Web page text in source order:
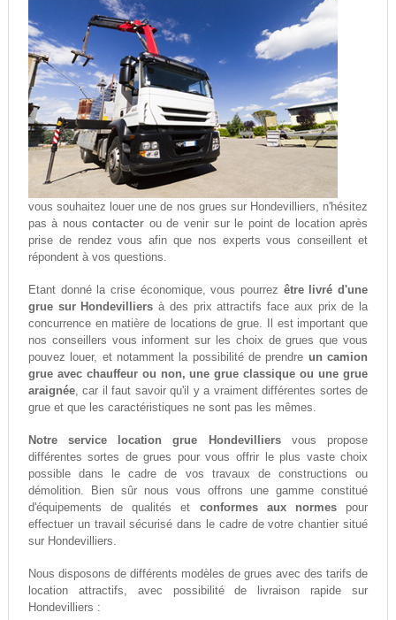
vous souhaitez louer une de nos grues sur Hondevilliers, n'hésitez
pas à nouscontacter ou de venir sur le point de location après
prise de rendez vous afin que nos experts vous conseillent et
répondent à vos questions.
Etant donné la crise économique, vous pourrez être livré d'une
grue sur Hondevilliers à des prix attractifs face aux prix de la
concurrence en matière de locations de grue. Il est important que
nos conseillers vous informent sur les choix de grues que vous
pouvez louer, et notamment la possibilité de prendre un camion
grue avec chauffeur ou non, une grue classique ou une grue
araignée, car il faut savoir qu'il y a vraiment différentes sortes de
grue et que les caractéristiques ne sont pas les mêmes.
Notre service location grue Hondevilliersvous propose
différentes sortes de grues pour vous offrir le plus vaste choix
possible dans le cadre de vos travaux de constructions ou
démolition. Bien sûr nous vous offrons une gamme constitué
d'équipements de qualités et conformes aux normespour
effectuer un travail sécurisé dans le cadre de votre chantier situé
sur Hondevilliers.
Nous disposons de différents modèles de grues avec des tarifs de
location attractifs, avec possibilité de livraison rapide sur
Hondevilliers :